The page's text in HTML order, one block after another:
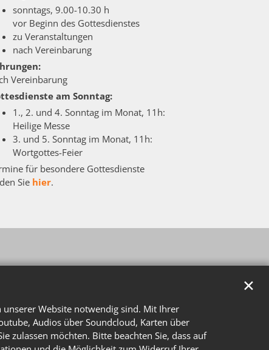
Website notwendig sind. Mit Ihrer
Audios über Soundcloud, Karten über
zulassen möchten. Bitte beachten Sie, dass auf
✕
sonntags, 9.00-10.30 h
vor Beginn des Gottesdienstes
zu Veranstaltungen
nach Vereinbarung
Vereinbarung
am Sonntag:
1., 2. und 4. Sonntag im Monat, 11h:
Heilige Messe
3. und 5. Sonntag im Monat, 11h:
Wortgottes-Feier
für besondere Gottesdienste
Sie hier.